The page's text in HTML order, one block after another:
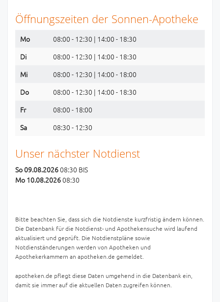
Öffnungszeiten der Sonnen-Apotheke
Mo
08:00 - 12:30 | 14:00 - 18:30
Di
08:00 - 12:30 | 14:00 - 18:30
Mi
08:00 - 12:30 | 14:00 - 18:00
Do
08:00 - 12:30 | 14:00 - 18:30
Fr
08:00 - 18:00
Sa
08:30 - 12:30
Unser nächster Notdienst
So 09.08.202608:30 BIS
Mo 10.08.202608:30
Bitte beachten Sie, dass sich die Notdienste kurzfristig ändern können.
Die Datenbank für die Notdienst- und Apothekensuche wird laufend
aktualisiert und geprüft. Die Notdienstpläne sowie
Notdienständerungen werden von Apotheken und
Apothekerkammern an apotheken.de gemeldet.
apotheken.de pflegt diese Daten umgehend in die Datenbank ein,
damit sie immer auf die aktuellen Daten zugreifen können.